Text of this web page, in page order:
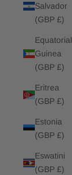
Salvador
(GBP £)
Equatorial
Guinea
(GBP £)
Eritrea
(GBP £)
Estonia
(GBP £)
Eswatini
(GBP £)